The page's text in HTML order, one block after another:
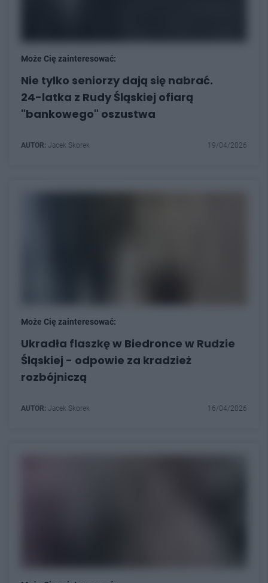
Może Cię zainteresować:
Nie tylko seniorzy dają się nabrać.
24-latka z Rudy Śląskiej ofiarą
"bankowego" oszustwa
AUTOR: Jacek Skorek 19/04/2026
Może Cię zainteresować:
Ukradła flaszkę w Biedronce w Rudzie
Śląskiej - odpowie za kradzież
rozbójniczą
AUTOR: Jacek Skorek 16/04/2026